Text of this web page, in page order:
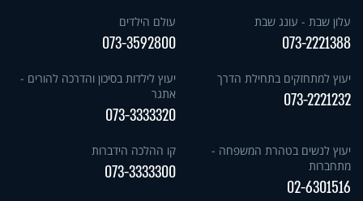
עלון שבת - עונג שבת
073-2221388
עולם הילדים
073-3592800
יעוץ למתחזקים בתחילת הדרך
073-2221232
יעוץ לילדות בסיכון והדרכה להורים -
אתגר
073-3333320
יעוץ לנשים בטהרת המשפחה -
מתחברות
02-6301516
קו ההלכה הידברות
073-3333300